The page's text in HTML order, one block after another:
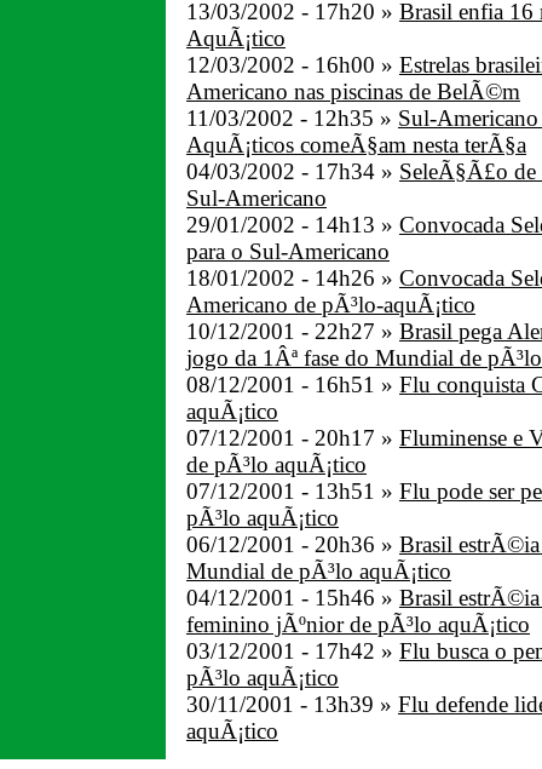
13/03/2002 - 17h20 » Brasil enfia
AquÃ¡tico
12/03/2002 - 16h00 » Estrelas
Americano nas piscinas de BelÃ©m
11/03/2002 - 12h35 » Sul-
AquÃ¡ticos comeÃ§am nesta terÃ§a
04/03/2002 - 17h34 » SeleÃ§Ã£o
Sul-Americano
29/01/2002 - 14h13 » Convocada
para o Sul-Americano
18/01/2002 - 14h26 » Convocada
Americano de pÃ³lo-aquÃ¡tico
10/12/2001 - 22h27 » Brasil pega
jogo da 1Âª fase do Mundial de
08/12/2001 - 16h51 » Flu conquista
aquÃ¡tico
07/12/2001 - 20h17 » Fluminense e
de pÃ³lo aquÃ¡tico
07/12/2001 - 13h51 » Flu pode ser
pÃ³lo aquÃ¡tico
06/12/2001 - 20h36 » Brasil estrÃ©ia
Mundial de pÃ³lo aquÃ¡tico
04/12/2001 - 15h46 » Brasil
feminino jÃºnior de pÃ³lo aquÃ¡tico
03/12/2001 - 17h42 » Flu busca o
pÃ³lo aquÃ¡tico
30/11/2001 - 13h39 » Flu defende
aquÃ¡tico